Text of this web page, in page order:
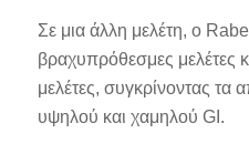
Σε μια άλλη μελέτη, ο
βραχυπρόθεσμες μελέτες
μελέτες, συγκρίνοντας τα
υψηλού και χαμηλού GI.